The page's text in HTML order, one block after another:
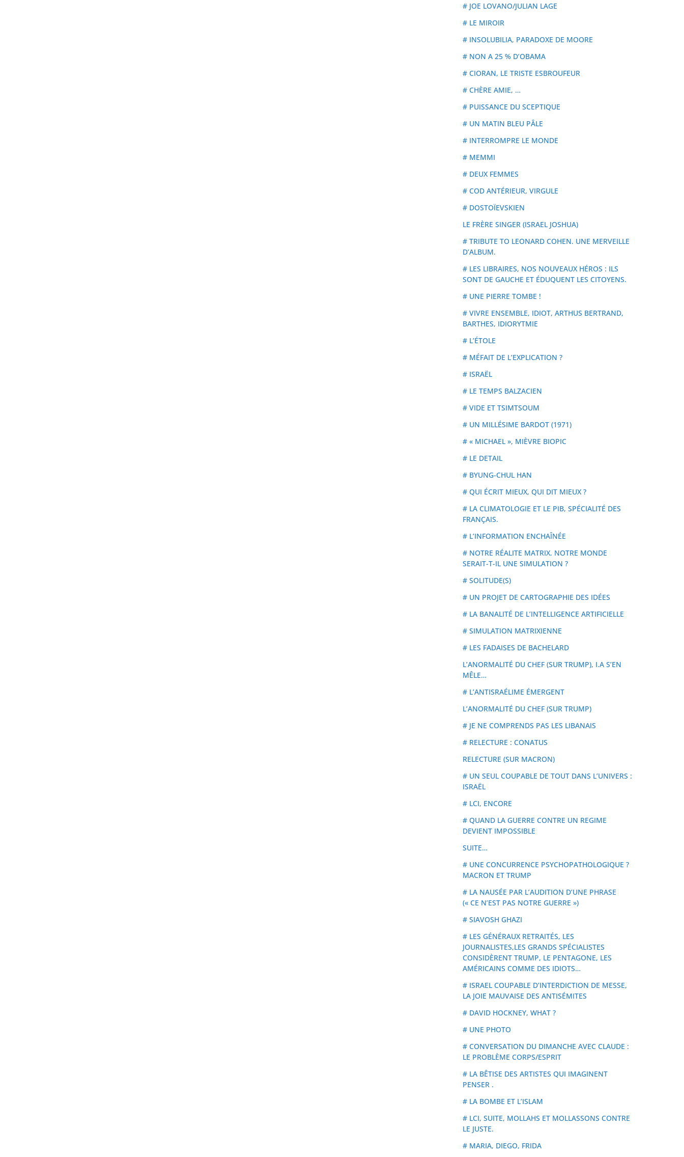
# JOE LOVANO/JULIAN LAGE
# LE MIROIR
# INSOLUBILIA, PARADOXE DE MOORE
# NON A 25 % D’OBAMA
# CIORAN, LE TRISTE ESBROUFEUR
# CHÈRE AMIE, …
# PUISSANCE DU SCEPTIQUE
# UN MATIN BLEU PÂLE
# INTERROMPRE LE MONDE
# MEMMI
# DEUX FEMMES
# COD ANTÉRIEUR, VIRGULE
# DOSTOÏEVSKIEN
LE FRÈRE SINGER (ISRAEL JOSHUA)
# TRIBUTE TO LEONARD COHEN. UNE MERVEILLE
D’ALBUM.
# LES LIBRAIRES, NOS NOUVEAUX HÉROS : ILS
SONT DE GAUCHE ET ÉDUQUENT LES CITOYENS.
# UNE PIERRE TOMBE !
# VIVRE ENSEMBLE, IDIOT, ARTHUS BERTRAND,
BARTHES, IDIORYTMIE
# L’ÉTOLE
# MÉFAIT DE L’EXPLICATION ?
# ISRAËL
# LE TEMPS BALZACIEN
# VIDE ET TSIMTSOUM
# UN MILLÉSIME BARDOT (1971)
# « MICHAEL », MIÈVRE BIOPIC
# LE DETAIL
# BYUNG-CHUL HAN
# QUI ÉCRIT MIEUX, QUI DIT MIEUX ?
# LA CLIMATOLOGIE ET LE PIB, SPÉCIALITÉ DES
FRANÇAIS.
# L’INFORMATION ENCHAÎNÉE
# NOTRE RÉALITE MATRIX. NOTRE MONDE
SERAIT-T-IL UNE SIMULATION ?
# SOLITUDE(S)
# UN PROJET DE CARTOGRAPHIE DES IDÉES
# LA BANALITÉ DE L’INTELLIGENCE ARTIFICIELLE
# SIMULATION MATRIXIENNE
# LES FADAISES DE BACHELARD
L’ANORMALITÉ DU CHEF (SUR TRUMP), I.A S’EN
MÊLE…
# L’ANTISRAÉLIME ÉMERGENT
L’ANORMALITÉ DU CHEF (SUR TRUMP)
# JE NE COMPRENDS PAS LES LIBANAIS
# RELECTURE : CONATUS
RELECTURE (SUR MACRON)
# UN SEUL COUPABLE DE TOUT DANS L’UNIVERS :
ISRAËL
# LCI, ENCORE
# QUAND LA GUERRE CONTRE UN REGIME
DEVIENT IMPOSSIBLE
SUITE…
# UNE CONCURRENCE PSYCHOPATHOLOGIQUE ?
MACRON ET TRUMP
# LA NAUSÉE PAR L’AUDITION D’UNE PHRASE
(« CE N’EST PAS NOTRE GUERRE »)
# SIAVOSH GHAZI
# LES GÉNÉRAUX RETRAITÉS, LES
JOURNALISTES,LES GRANDS SPÉCIALISTES
CONSIDÈRENT TRUMP, LE PENTAGONE, LES
AMÉRICAINS COMME DES IDIOTS…
# ISRAEL COUPABLE D’INTERDICTION DE MESSE,
LA JOIE MAUVAISE DES ANTISÉMITES
# DAVID HOCKNEY, WHAT ?
# UNE PHOTO
# CONVERSATION DU DIMANCHE AVEC CLAUDE :
LE PROBLÈME CORPS/ESPRIT
# LA BÊTISE DES ARTISTES QUI IMAGINENT
PENSER .
# LA BOMBE ET L’ISLAM
# LCI, SUITE, MOLLAHS ET MOLLASSONS CONTRE
LE JUSTE.
# MARIA, DIEGO, FRIDA